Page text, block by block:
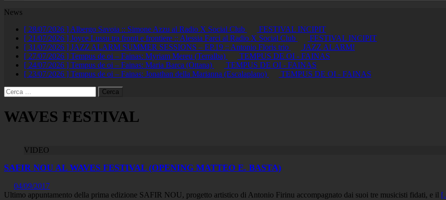
News
[ 28/07/2026 ] Albergo Savoia :: Simone Azzu al Radio X Social Club
FESTIVAL INCIPIT
[ 21/07/2026 ] Joyce Lussu tra fronti e frontiere :: Alessia Farci al Radio X Social Club
FESTIVAL INCIPIT
[ 31/07/2026 ] JAZZ ALARM SUMMER SESSIONS – EP.19 :: Antonio Floris trio
JAZZ ALARM!
[ 27/07/2026 ] Tempus de oi – Fainas: Myriam Mereu (Terralba)
TEMPUS DE OI - FAINAS
[ 24/07/2026 ] Tempus de oi – Fainas: Maria Barca (Ottana)
TEMPUS DE OI - FAINAS
[ 23/07/2026 ] Tempus de oi – Fainas: Jonathan della Marianna (Escalaplano)
TEMPUS DE OI - FAINAS
Ricerca
per:
WAVES FESTIVAL
VIDEO
SAFIR NOU AL WAVES FESTIVAL (OPENING MATTEO E. BASTA)
04/09/2017
Ultimo appuntamento della prima edizione SAFIR NOU, progetto artistico di Antonio Firinu accompagnato dai suoi tre musicisti fidati, e il